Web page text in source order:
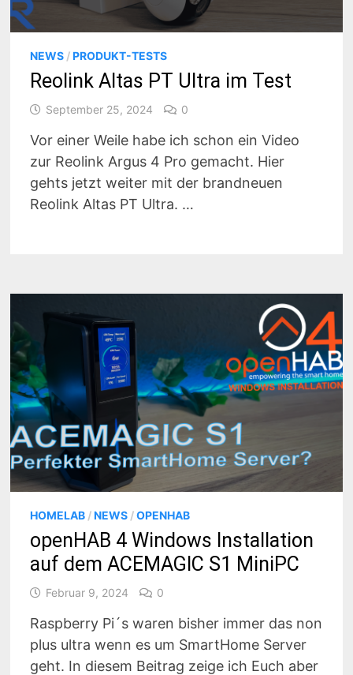
NEWS /PRODUKT-TESTS
Reolink Altas PT Ultra im Test
September 25, 2024 0
Vor einer Weile habe ich schon ein Video
zur Reolink Argus 4 Pro gemacht. Hier
gehts jetzt weiter mit der brandneuen
Reolink Altas PT Ultra. …
HOMELAB /NEWS /OPENHAB
openHAB 4 Windows Installation
auf dem ACEMAGIC S1 MiniPC
Februar 9, 2024 0
Raspberry Pi´s waren bisher immer das non
plus ultra wenn es um SmartHome Server
geht. In diesem Beitrag zeige ich Euch aber